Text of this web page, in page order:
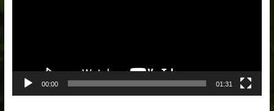
00:00 01:31